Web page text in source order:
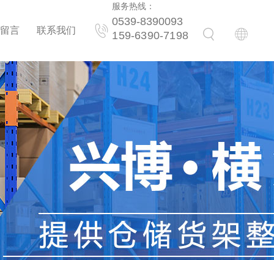
言 联系我们
服务热线：
0539-8390093
159-6390-7198